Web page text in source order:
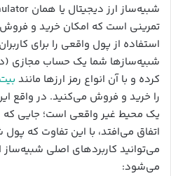
تمرینی است که امکان خرید و فروش
استفاده از پول واقعی را برای
شبیه‌سازها شما یک حساب مجازی
کرده و با آن انواع رمز ارزها مانند
را خرید و فروش می‌کنید. در واقع
یک محیط غیر واقعی است؛ جایی که
اتفاق می‌افتد، با این تفاوت که
می‌توانید کاربردهای اصلی شبیه‌ساز
می‌شود: